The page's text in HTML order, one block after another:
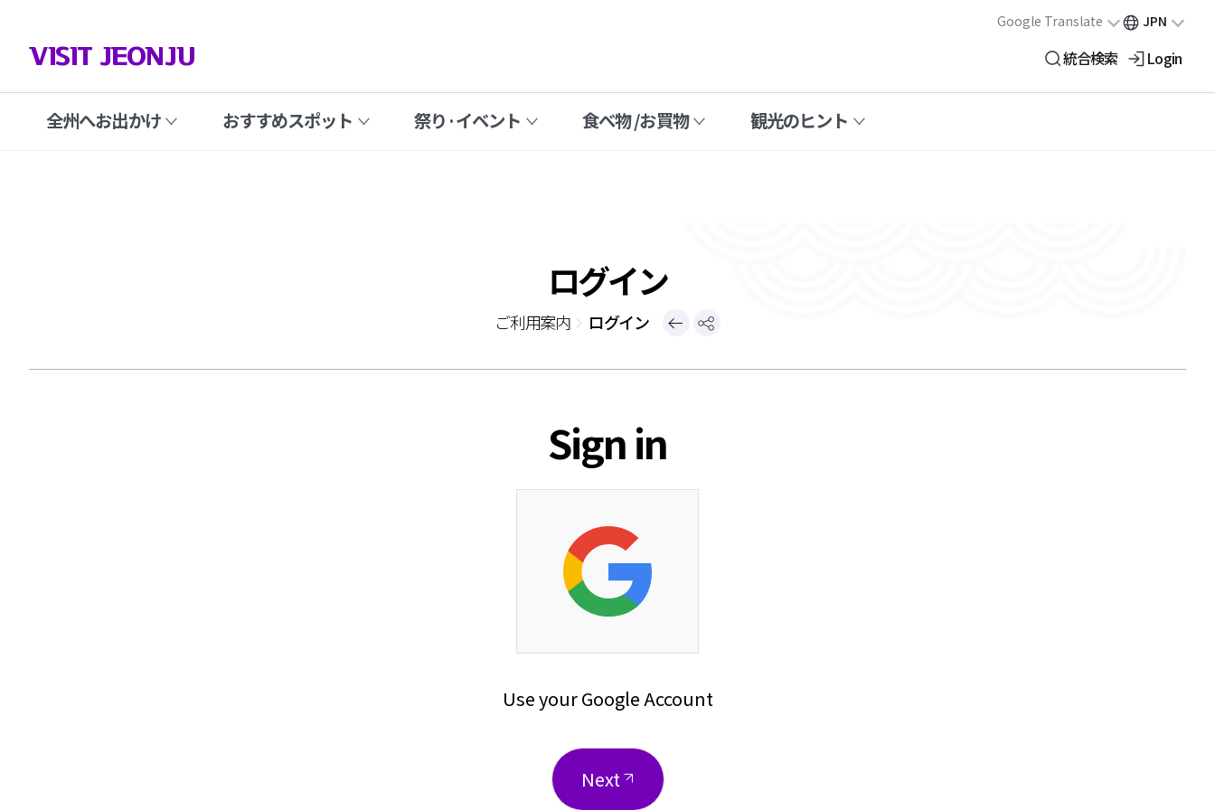
VISIT JEONJU
Google Translate JPN
統合検索 Login
全州へお出かけ おすすめスポット 祭り·イベント 食べ物 /お買物 観光のヒント
ログイン
ご利用案内 ログイン
前
ペ
有
Sign in
Use your Google Account
Next